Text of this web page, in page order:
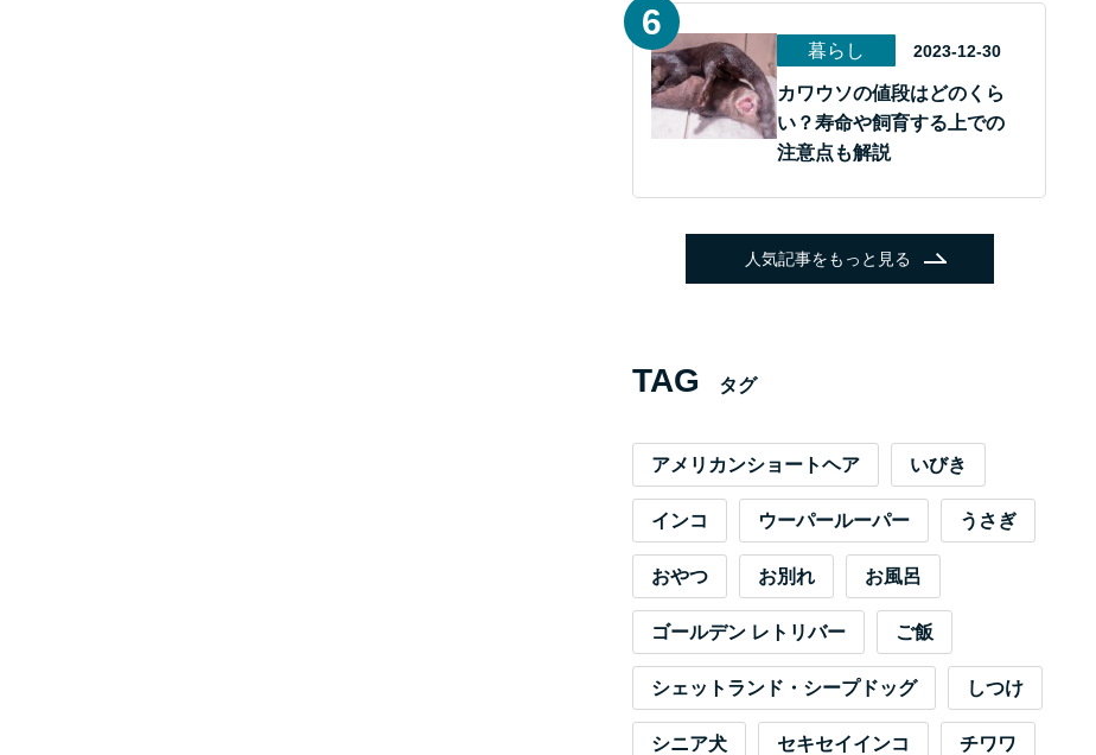
暮らし 2023-12-30
カワウソの値段はどのくら
い？寿命や飼育する上での
注意点も解説
人気記事をもっと見る
TAG タグ
アメリカンショートヘア いびき
インコ ウーパールーパー うさぎ
おやつ お別れ お風呂
ゴールデン レトリバー ご飯
シェットランド・シープドッグ しつけ
シニア犬 セキセイインコ チワワ